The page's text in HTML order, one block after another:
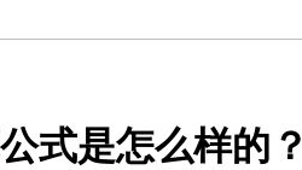
式是怎么样的？